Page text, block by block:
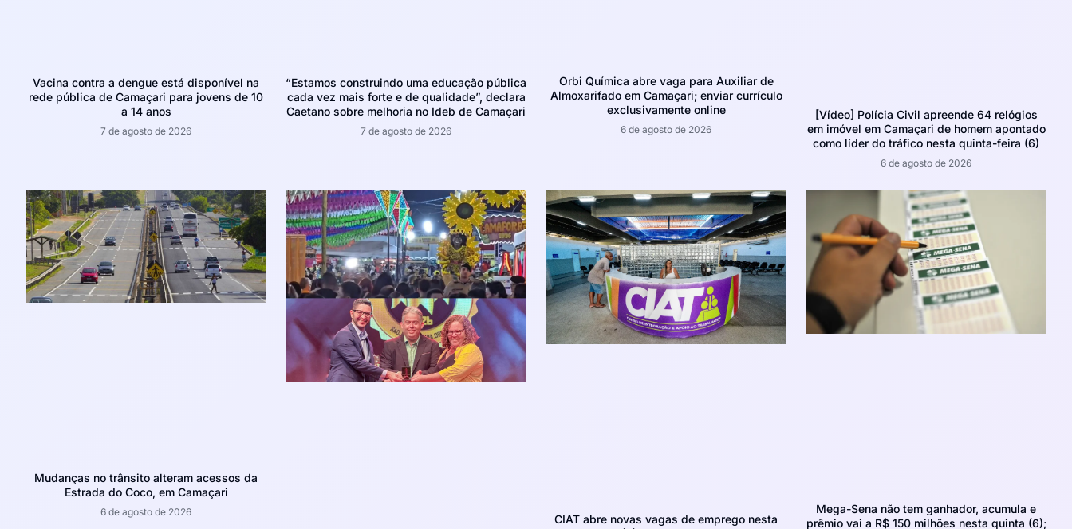
Vacina contra a dengue está disponível na
rede pública de Camaçari para jovens de 10
a 14 anos
7 de agosto de 2026
“Estamos construindo uma educação pública
cada vez mais forte e de qualidade”, declara
Caetano sobre melhoria no Ideb de Camaçari
7 de agosto de 2026
Orbi Química abre vaga para Auxiliar de
Almoxarifado em Camaçari; enviar currículo
exclusivamente online
6 de agosto de 2026
[Vídeo] Polícia Civil apreende 64 relógios
em imóvel em Camaçari de homem apontado
como líder do tráfico nesta quinta-feira (6)
6 de agosto de 2026
Mudanças no trânsito alteram acessos da
Estrada do Coco, em Camaçari
6 de agosto de 2026
CIAT abre novas vagas de emprego nesta
Mega-Sena não tem ganhador, acumula e
prêmio vai a R$ 150 milhões nesta quinta (6);